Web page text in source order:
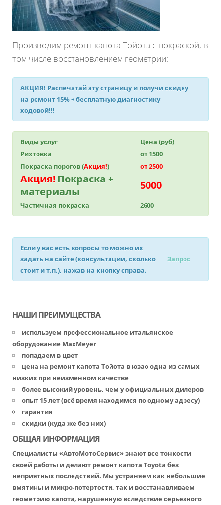
Производим ремонт капота Тойота с покраской, в
том числе восстановлением геометрии:
АКЦИЯ! Распечатай эту страницу и получискидку
на ремонт 15%+ бесплатную диагностику
ходовой!!!
Виды услуг
Цена (руб)
Рихтовка
от 1500
Покраска порогов (Акция!) от 2500
Акция!Покраска +
материалы
5000
Частичная покраска 2600
Если у вас есть вопросы то можно их
задать на сайте (консультации, сколько
стоит и т.п.), нажав на кнопку справа.
Запрос
НАШИ ПРЕИМУЩЕСТВА
используем профессиональное итальянское
оборудование MaxMeyer
попадаем в цвет
цена на ремонт капота Тойота в юзао одна из самых
низких при неизменном качестве
более высокий уровень, чем у официальных дилеров
опыт 15 лет (всё время находимся по одному адресу)
гарантия
скидки (куда же без них)
ОБЩАЯ ИНФОРМАЦИЯ
Специалисты «АвтоМотоСервис» знают все тонкости
своей работы и делают ремонт капота Toyota без
неприятных последствий. Мы устраняем как небольшие
вмятины и микро-потертости, так и восстанавливаем
геометрию капота, нарушенную вследствие серьезного